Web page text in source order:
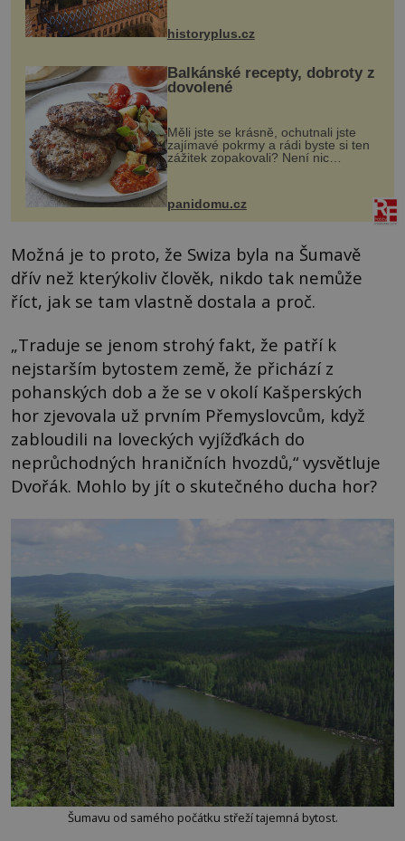
na něm dal mimořádně záležet. Jeho
historyplus.cz
Balkánské recepty, dobroty z
dovolené
Měli jste se krásně, ochutnali jste
zajímavé pokrmy a rádi byste si ten
zážitek zopakovali? Není nic
snazšího. Pljeskavica (10 porcí)
Možná jste ji ochutnali na dovolené v
bývalé Jugoslávii, lze ji vi...
panidomu.cz
Možná je to proto, že Swiza byla na Šumavě
dřív než kterýkoliv člověk, nikdo tak nemůže
říct, jak se tam vlastně dostala a proč.
„Traduje se jenom strohý fakt, že patří k
nejstarším bytostem země, že přichází z
pohanských dob a že se v okolí Kašperských
hor zjevovala už prvním Přemyslovcům, když
zabloudili na loveckých vyjížďkách do
neprůchodných hraničních hvozdů,“ vysvětluje
Dvořák. Mohlo by jít o skutečného ducha hor?
Šumavu od samého počátku střeží tajemná bytost.